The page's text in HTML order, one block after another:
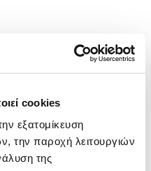
cookies
εξατομίκευση
την παροχή λειτουργιών
της